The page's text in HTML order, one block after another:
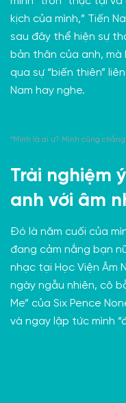
kịch của mình,” Tiến
sau đây thể hiện sự
bản thân của anh,
qua sự “biến thiên”
Nam hay nghe.
“Mình là ai ư? Mình cũng
Trải nghiệm
anh với âm
Đó là năm cuối của
đang cảm nắng bạn
nhạc tại Học Viện Âm
ngày ngẫu nhiên, cô
Me” của Six Pence
và ngay lập tức mình